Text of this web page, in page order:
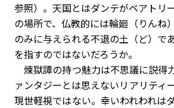
参照）。天国とはダンテがベアトリ
の場所で、仏教的には輪廻（りんね
のみに与えられる不退の土（ど）で
を指すのではないだろうか。
煉獄譚の持つ魅力は不思議に説得
ァンタジーとは思えないリアリティ
現世軽視ではない。幸いわれわれは